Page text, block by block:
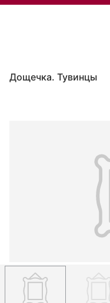
Дощечка. Тувинцы